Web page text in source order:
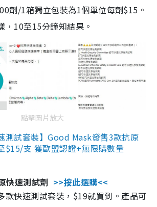
劑/1箱獨立包裝為1個單位每劑$15。
，10至15分鐘知結果。
點擊圖片放大
測試套裝】Good Mask發售3款抗原
$15/支 獲歐盟認證+無限購數量
快速測試劑 >>按此選購<<
款快速測試套裝，$19就買到。產品可